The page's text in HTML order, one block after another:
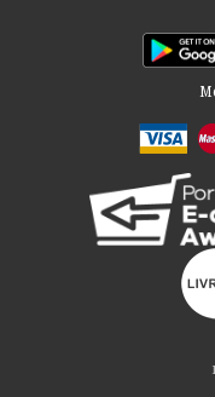
Por favor aceite
Usamos cookies para
de mídia social e analisar